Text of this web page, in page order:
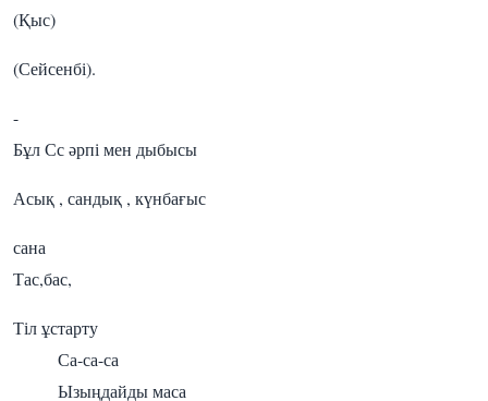
(Қыс)
(Сейсенбі).
-
Бұл Сс әрпі мен дыбысы
Асық , сандық , күнбағыс
сана
Тас,бас,
Тіл ұстарту
Са-са-са
Ызыңдайды маса